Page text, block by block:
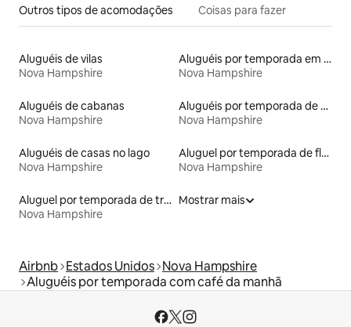
Outros tipos de acomodações Coisas para fazer
Aluguéis de vilas
Nova Hampshire
Aluguéis por temporada em resorts
Nova Hampshire
Aluguéis de cabanas
Nova Hampshire
Aluguéis por temporada de celeiros
Nova Hampshire
Aluguéis de casas no lago
Nova Hampshire
Aluguel por temporada de flats
Nova Hampshire
Aluguel por temporada de trailers
Nova Hampshire
Mostrar mais
Airbnb Estados Unidos Nova Hampshire
Aluguéis por temporada com café da manhã